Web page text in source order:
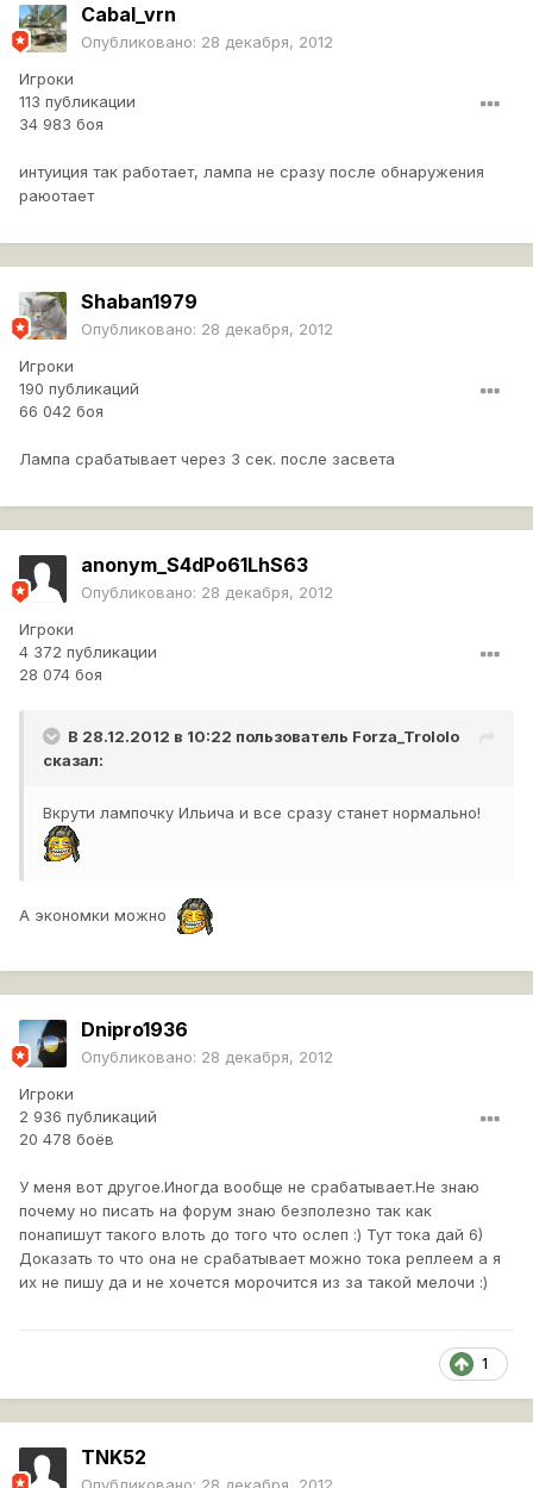
Cabal_vrn
Опубликовано: 28 декабря, 2012
Игроки
113 публикации
34 983 боя
интуиция так работает, лампа не сразу после обнаружения
раюотает
Shaban1979
Опубликовано: 28 декабря, 2012
Игроки
190 публикаций
66 042 боя
Лампа срабатывает через 3 сек. после засвета
anonym_S4dPo61LhS63
Опубликовано: 28 декабря, 2012
Игроки
4 372 публикации
28 074 боя
В 28.12.2012 в 10:22 пользователь Forza_Trololo
сказал:
Вкрути лампочку Ильича и все сразу станет нормально!
А экономки можно
Dnipro1936
Опубликовано: 28 декабря, 2012
Игроки
2 936 публикаций
20 478 боёв
У меня вот другое.Иногда вообще не срабатывает.Не знаю
почему но писать на форум знаю безполезно так как
понапишут такого влоть до того что ослеп :) Тут тока дай 6)
Доказать то что она не срабатывает можно тока реплеем а я
их не пишу да и не хочется морочится из за такой мелочи :)
1
TNK52
Опубликовано: 28 декабря, 2012